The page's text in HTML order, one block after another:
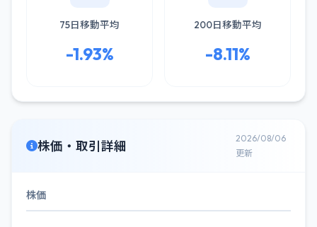
75日移動平均
-1.93%
200日移動平均
-8.11%
株価・取引詳細
2026/08/06
更新
株価